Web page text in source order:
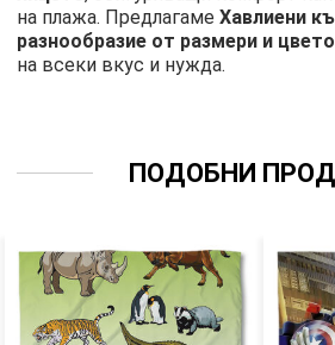
на плажа. ПредлагамеХавлиени
разнообразие от размери и
на всеки вкус и нужда.
ПОДОБНИ